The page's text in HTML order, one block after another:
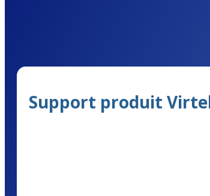
Support produit